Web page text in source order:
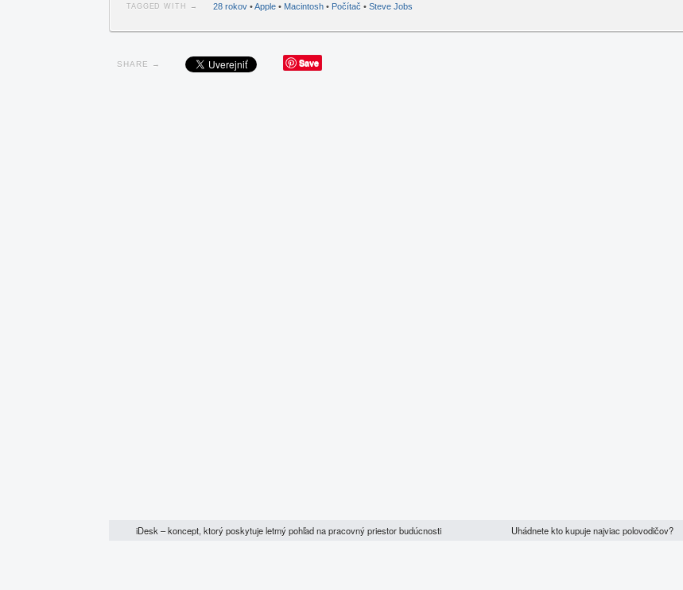
TAGGED WITH → 28 rokov•Apple• Macintosh• Počítač • Steve Jobs
SHARE → Save
iDesk – koncept, ktorý poskytuje letmý pohľad na pracovný priestor budúcnosti Uhádnete kto kupuje najviac polovodičov?